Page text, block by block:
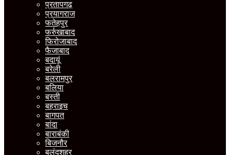
प्रतापगढ़
प्रयागराज
फतेहपुर
फर्रुखाबाद
फिरोजाबाद
फैजाबाद
बदायूं
बरेली
बलरामपुर
बलिया
बस्ती
बहराइच
बागपत
बांदा
बाराबंकी
बिजनौर
बुलंदशहर